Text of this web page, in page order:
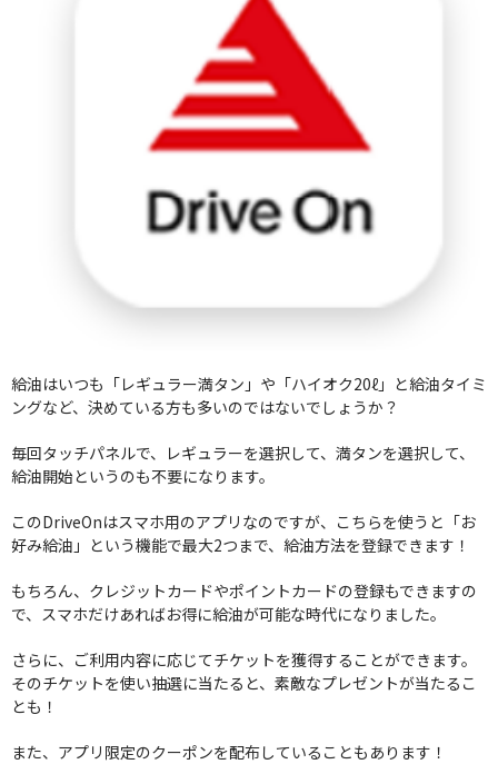
給油はいつも「レギュラー満タン」や「ハイオク20ℓ」と給油タイミ
ングなど、決めている方も多いのではないでしょうか？
毎回タッチパネルで、レギュラーを選択して、満タンを選択して、
給油開始というのも不要になります。
このDriveOnはスマホ用のアプリなのですが、こちらを使うと「お
好み給油」という機能で最大2つまで、給油方法を登録できます！
もちろん、クレジットカードやポイントカードの登録もできますの
で、スマホだけあればお得に給油が可能な時代になりました。
さらに、ご利用内容に応じてチケットを獲得することができます。
そのチケットを使い抽選に当たると、素敵なプレゼントが当たるこ
とも！
また、アプリ限定のクーポンを配布していることもあります！